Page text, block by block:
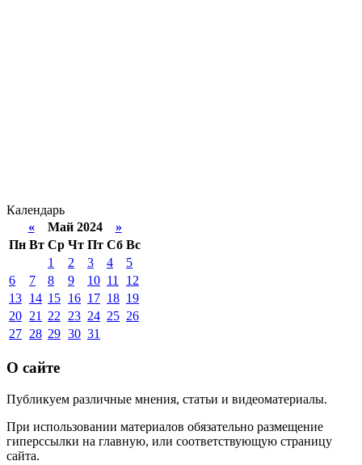
Календарь
«Май 2024 »
Пн Вт Ср Чт Пт Сб Вс
1
2 3 4
5
6
7 8 9 10 11
12
13 14 15 16 17 18 19
20 21 22 23 24 25 26
27 28 29 30 31
О сайте
Публикуем различные мнения, статьи и видеоматериалы.
При использовании материалов обязательно размещение
гиперссылки на главную, или соответствующую страницу
сайта.